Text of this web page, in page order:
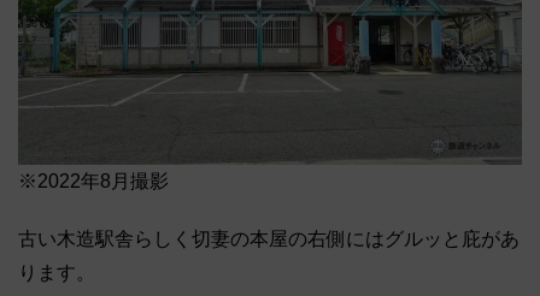
※2022年8月撮影
古い木造駅舎らしく切妻の本屋の右側にはグルッと庇があ
ります。